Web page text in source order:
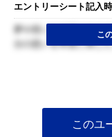
エントリーシート記入
夢や想いを大切にする
分の想いを率直に表し
こ
このユ